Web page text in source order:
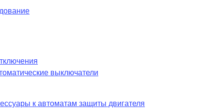
выключатели
к автоматам защиты двигателя